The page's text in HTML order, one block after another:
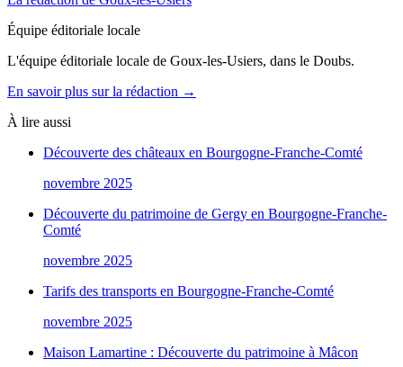
Équipe éditoriale locale
L'équipe éditoriale locale de Goux-les-Usiers, dans le Doubs.
En savoir plus sur la rédaction →
À lire aussi
Découverte des châteaux en Bourgogne-Franche-Comté
novembre 2025
Découverte du patrimoine de Gergy en Bourgogne-Franche-
Comté
novembre 2025
Tarifs des transports en Bourgogne-Franche-Comté
novembre 2025
Maison Lamartine : Découverte du patrimoine à Mâcon